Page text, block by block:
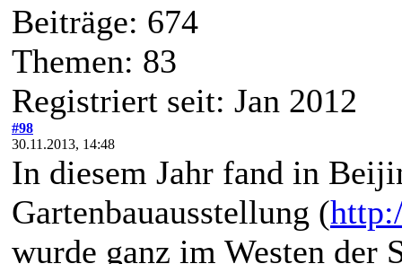
Beiträge: 674
Themen: 83
Registriert seit: Jan 2012
#98
30.11.2013, 14:48
In diesem Jahr fand in
Gartenbauausstellung (
wurde ganz im Westen der